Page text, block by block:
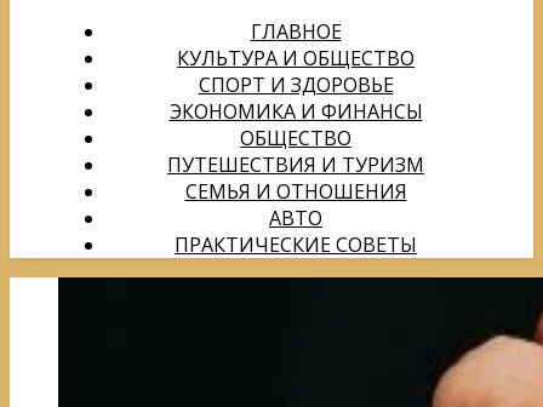
ГЛАВНОЕ
КУЛЬТУРА И ОБЩЕСТВО
СПОРТ И ЗДОРОВЬЕ
ЭКОНОМИКА И ФИНАНСЫ
ОБЩЕСТВО
ПУТЕШЕСТВИЯ И ТУРИЗМ
СЕМЬЯ И ОТНОШЕНИЯ
АВТО
ПРАКТИЧЕСКИЕ СОВЕТЫ